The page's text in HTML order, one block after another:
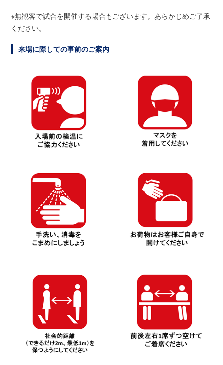
※無観客で試合を開催する場合もございます。あらかじめご了承
ください。
来場に際しての事前のご案内